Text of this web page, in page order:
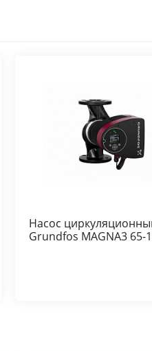
Насос
Grundfos MAGNA3 65-